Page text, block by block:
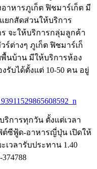
าหารภูเก็ต ฟิชมาร์เก็ต มี
ยกสัดส่วนให้บริการ
จะให้บริการกลุ่มลูกค้า
ต่างๆ ภูเก็ต ฟิชมาร์เก็
นบ้าน มีให้บริการห้อง
รับได้ตั้งแต่ 10-50 คน อยู่
ริการทุกวัน ตั้งแต่เวลา
ต์ซีฟู้ด-อาหารญี่ปุ่น เปิดให้
เวลารับประทาน 1.40